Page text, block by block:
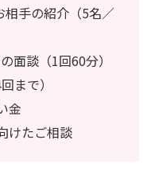
手の紹介（5名／
談（1回60分）
まで）
金
けたご相談